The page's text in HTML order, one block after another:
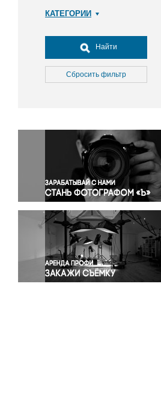
КАТЕГОРИИ
Досуг, туризм и отдых
Культура
Медицина
Окружающая среда
Политика
Правосудие
Происшествия и конфликты
Религия
Светская жизнь
Спорт
Экология
Экономика и бизнес
Найти
Сбросить фильтр